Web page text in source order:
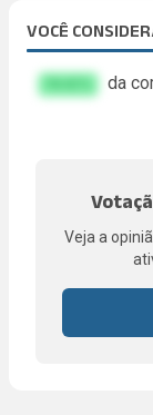
VOCÊ
da
Veja a